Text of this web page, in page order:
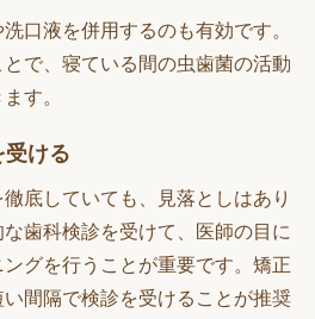
口液を併用するのも有効です。
で、寝ている間の虫歯菌の活動
す。
受ける
底していても、見落としはあり
歯科検診を受けて、医師の目に
グを行うことが重要です。矯正
間隔で検診を受けることが推奨